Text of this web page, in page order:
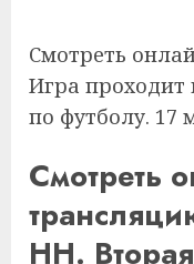
Смотреть
Игра проходит
по футболу. 17
Смотреть
НН.